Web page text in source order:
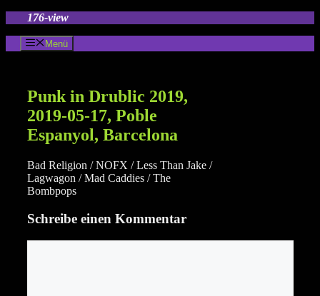
springen
176-view
Menü
Punk in Drublic 2019,
2019-05-17, Poble
Espanyol, Barcelona
Bad Religion / NOFX / Less Than Jake /
Lagwagon / Mad Caddies / The
Bombpops
Schreibe einen Kommentar